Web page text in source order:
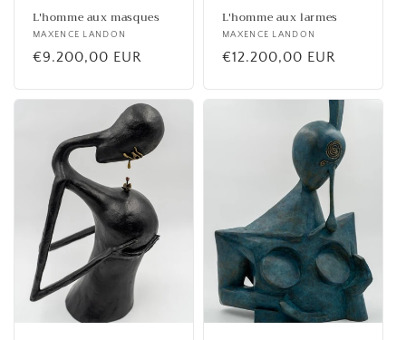
L'homme aux masques
Fournisseur :
MAXENCE LANDON
Prix
€9.200,00 EUR
L'homme aux larmes
Fournisseur :
MAXENCE LANDON
Prix
€12.200,00 EUR